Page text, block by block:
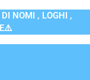
NOMI , LOGHI ,